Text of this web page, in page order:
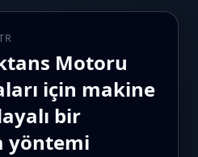
Motoru
için makine
bir
yöntemi